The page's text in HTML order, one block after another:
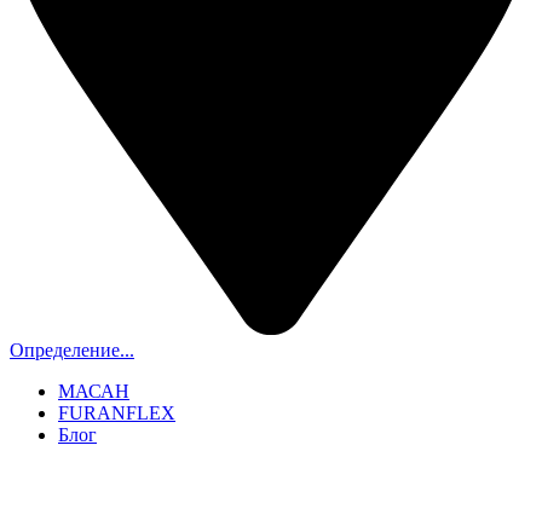
Определение...
МАСАН
FURANFLEX
Блог